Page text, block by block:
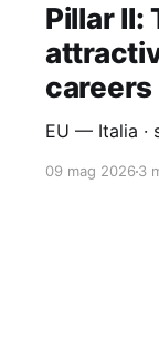
Pillar II:
careers
EU — Italia ·
09 mag 20263